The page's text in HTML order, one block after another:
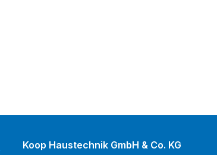
Koop Haustechnik GmbH & Co. KG